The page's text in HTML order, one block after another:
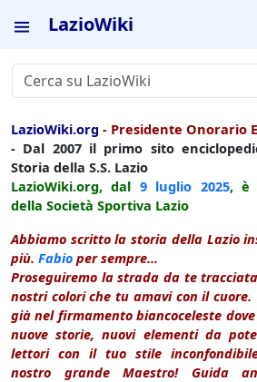
LazioWiki
LazioWiki.org - Presidente Onorario
- Dal 2007 il primo sito
Storia della S.S. Lazio
LazioWiki.org, dal 9 luglio 2025, è
della Società Sportiva Lazio
Abbiamo scritto la storia della Lazio
più. Fabio per sempre...
Proseguiremo la strada da te
nostri colori che tu amavi con il
già nel firmamento biancoceleste
nuove storie, nuovi elementi da
lettori con il tuo stile
nostro grande Maestro! Guida